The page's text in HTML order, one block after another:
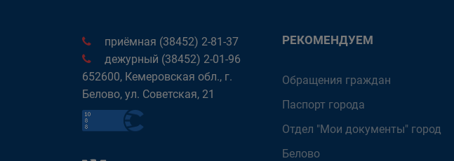
приёмная (38452) 2-81-37
дежурный (38452) 2-01-96
652600, Кемеровская обл., г.
Белово, ул. Советская, 21
РЕКОМЕНДУЕМ
Обращения граждан
Паспорт города
Отдел "Мои документы" город
Белово